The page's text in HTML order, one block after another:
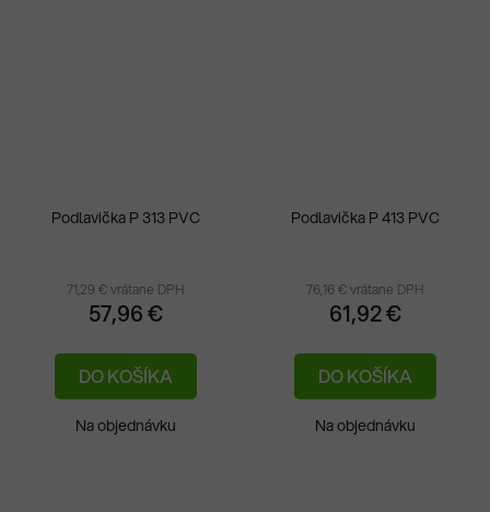
Podlavička P 313 PVC
71,29 € vrátane DPH
57,96 €
DO KOŠÍKA
Na objednávku
Podlavička P 413 PVC
76,16 € vrátane DPH
61,92 €
DO KOŠÍKA
Na objednávku